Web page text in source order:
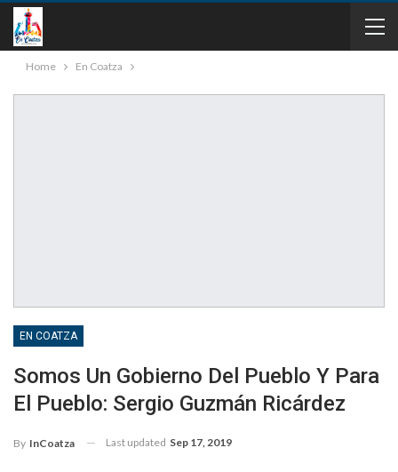
Home En Coatza
EN COATZA
Somos Un Gobierno Del Pueblo Y Para
El Pueblo: Sergio Guzmán Ricárdez
By InCoatza Last updated Sep 17, 2019